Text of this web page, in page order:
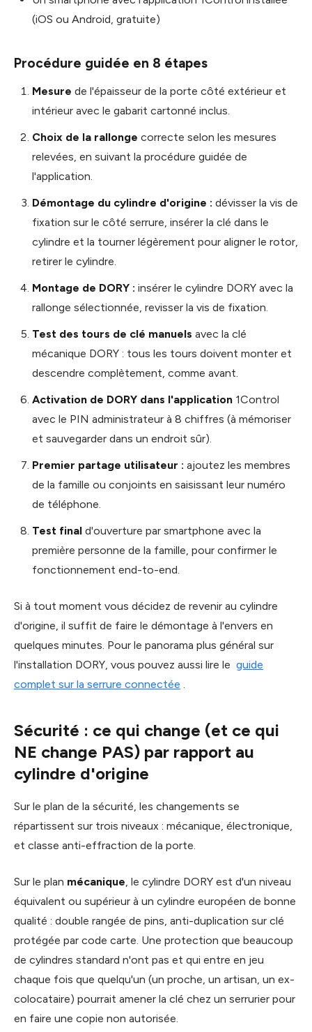
(iOS ou Android, gratuite)
Procédure guidée en 8 étapes
Mesure de l'épaisseur de la porte côté extérieur et
intérieur avec le gabarit cartonné inclus.
Choix de la rallonge correcte selon les mesures
relevées, en suivant la procédure guidée de
l'application.
Démontage du cylindre d'origine : dévisser la vis de
fixation sur le côté serrure, insérer la clé dans le
cylindre et la tourner légèrement pour aligner le rotor,
retirer le cylindre.
Montage de DORY : insérer le cylindre DORY avec la
rallonge sélectionnée, revisser la vis de fixation.
Test des tours de clé manuels avec la clé
mécanique DORY : tous les tours doivent monter et
descendre complètement, comme avant.
Activation de DORY dans l'application 1Control
avec le PIN administrateur à 8 chiffres (à mémoriser
et sauvegarder dans un endroit sûr).
Premier partage utilisateur : ajoutez les membres
de la famille ou conjoints en saisissant leur numéro
de téléphone.
Test final d'ouverture par smartphone avec la
première personne de la famille, pour confirmer le
fonctionnement end-to-end.
Si à tout moment vous décidez de revenir au cylindre
d'origine, il suffit de faire le démontage à l'envers en
quelques minutes. Pour le panorama plus général sur
l'installation DORY, vous pouvez aussi lire le guide
complet sur la serrure connectée .
Sécurité : ce qui change (et ce qui
NE change PAS) par rapport au
cylindre d'origine
Sur le plan de la sécurité, les changements se
répartissent sur trois niveaux : mécanique, électronique,
et classe anti-effraction de la porte.
Sur le plan mécanique, le cylindre DORY est d'un niveau
équivalent ou supérieur à un cylindre européen de bonne
qualité : double rangée de pins, anti-duplication sur clé
protégée par code carte. Une protection que beaucoup
de cylindres standard n'ont pas et qui entre en jeu
chaque fois que quelqu'un (un proche, un artisan, un ex-
colocataire) pourrait amener la clé chez un serrurier pour
en faire une copie non autorisée.